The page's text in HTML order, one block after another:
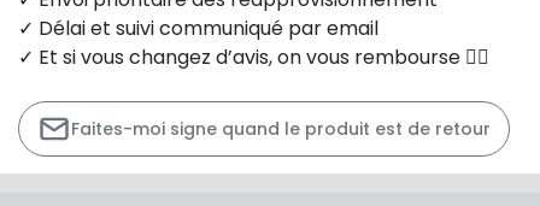
✓ Délai et suivi communiqué par email
✓ Et si vous changez d’avis, on vous rembourse 👍🏻
Faites-moi signe quand le produit est de retour